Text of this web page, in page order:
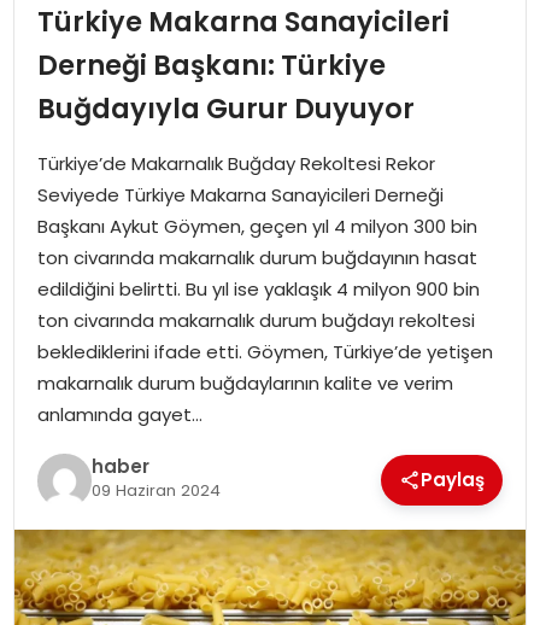
İDEAL YAŞAM
İDEAL SPOR
YAŞAM
MAGAZIN
SAĞLIK
SOSYAL HABER
Türkiye Makarna Sanayicileri
Derneği Başkanı: Türkiye
Buğdayıyla Gurur Duyuyor
Türkiye’de Makarnalık Buğday Rekoltesi Rekor
Seviyede Türkiye Makarna Sanayicileri Derneği
Başkanı Aykut Göymen, geçen yıl 4 milyon 300 bin
ton civarında makarnalık durum buğdayının hasat
edildiğini belirtti. Bu yıl ise yaklaşık 4 milyon 900 bin
ton civarında makarnalık durum buğdayı rekoltesi
beklediklerini ifade etti. Göymen, Türkiye’de yetişen
makarnalık durum buğdaylarının kalite ve verim
anlamında gayet…
haber
09 Haziran 2024 Paylaş